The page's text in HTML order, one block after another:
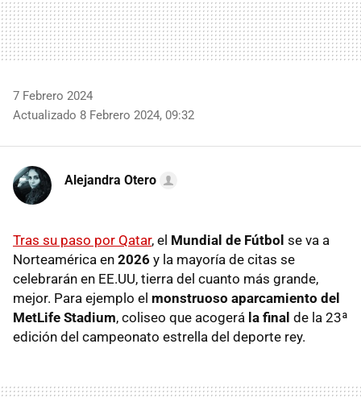
7 Febrero 2024
Actualizado 8 Febrero 2024, 09:32
Alejandra Otero
Tras su paso por Qatar, el Mundial de Fútbol se va a
Norteamérica en 2026 y la mayoría de citas se
celebrarán en EE.UU, tierra del cuanto más grande,
mejor. Para ejemplo el monstruoso aparcamiento del
MetLife Stadium, coliseo que acogerá la final de la 23ª
edición del campeonato estrella del deporte rey.